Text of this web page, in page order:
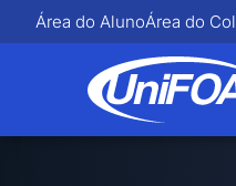
Área do AlunoÁrea do